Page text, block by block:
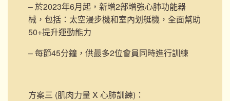
– 於2023年6月起，新增2部增強心肺功能器
械，包括：太空漫步機和室內划艇機， 全面幫助
50+提升運動能力
– 每節45分鐘，供最多2位會員同時進行訓練
方案三 (肌肉力量 X 心肺訓練) ：